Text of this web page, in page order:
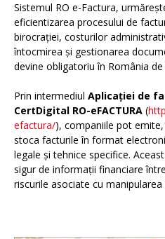
Sistemul RO e-Factura,
eficientizarea procesului de
birocrației, costurilor
întocmirea și gestionarea
devine obligatoriu în România
Prin intermediul Aplicației de
CertDigital RO-eFACTURA (
efactura/), companiile pot
stoca facturile în format
legale și tehnice specifice.
sigur de informații financiare
riscurile asociate cu